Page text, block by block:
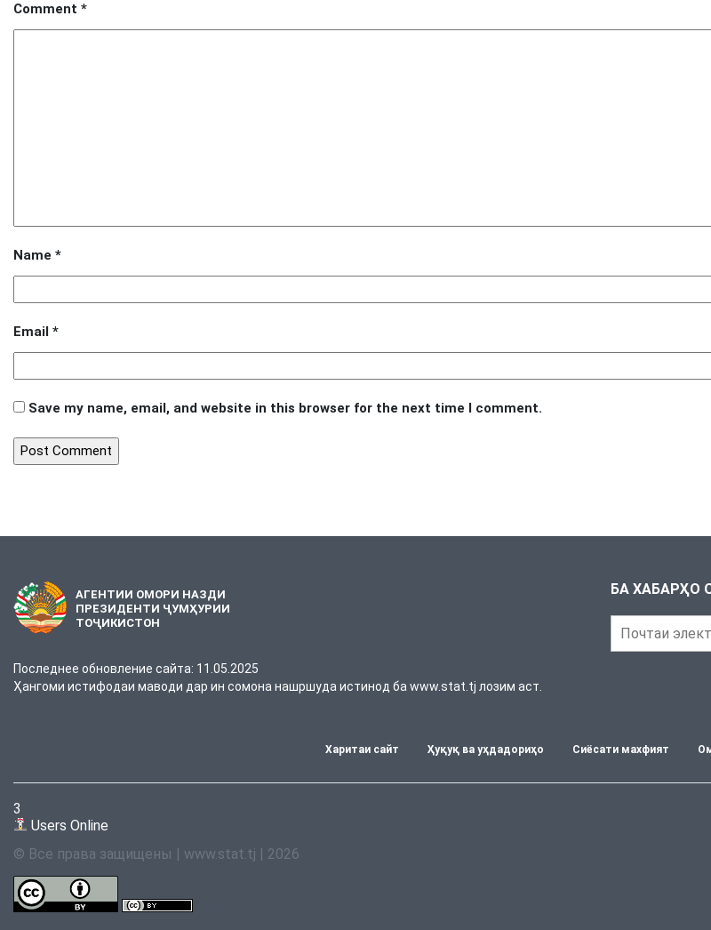
Comment *
Name *
Email *
Save my name, email, and website in this browser for the next time I comment.
АГЕНТИИ ОМОРИ НАЗДИ
ПРЕЗИДЕНТИ ҶУМҲУРИИ
ТОҶИКИСТОН
Последнее обновление сайта: 11.05.2025
Ҳангоми истифодаи маводи дар ин сомона нашршуда истинод ба www.stat.tj лозим аст.
БА ХАБАРҲО
Харитаи сайт Ҳуқуқ ва уҳдадориҳо Сиёсати махфият
3
Users Online
© Все права защищены | www.stat.tj | 2026